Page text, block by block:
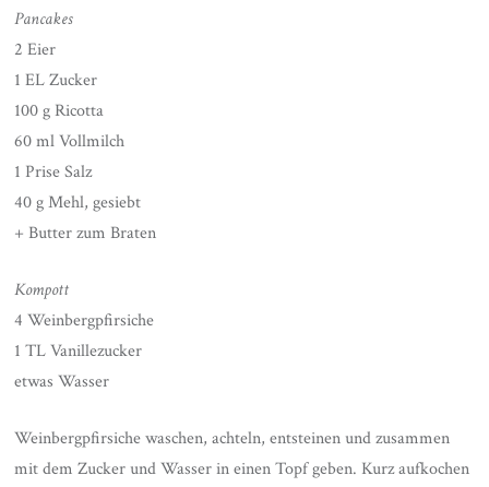
Pancakes
2 Eier
1 EL Zucker
100 g Ricotta
60 ml Vollmilch
1 Prise Salz
40 g Mehl, gesiebt
+ Butter zum Braten
Kompott
4 Weinbergpfirsiche
1 TL Vanillezucker
etwas Wasser
Weinbergpfirsiche waschen, achteln, entsteinen und zusammen
mit dem Zucker und Wasser in einen Topf geben. Kurz aufkochen